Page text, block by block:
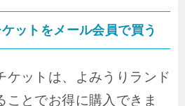
ットをメール会員で買う
ケットは、よみうりランド
ことでお得に購入できま